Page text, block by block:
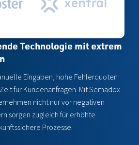
Technologie mit extrem
Eingaben, hohe Fehlerquoten
für Kundenanfragen. Mit Semadox
nicht nur vor negativen
sorgen zugleich für erhöhte
Prozesse.